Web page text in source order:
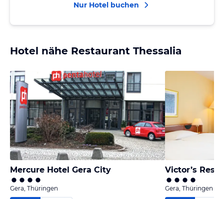
Nur Hotel buchen
Hotel nähe Restaurant Thessalia
Mercure Hotel Gera City
Gera, Thüringen
Victor’s
Gera, Thüringen